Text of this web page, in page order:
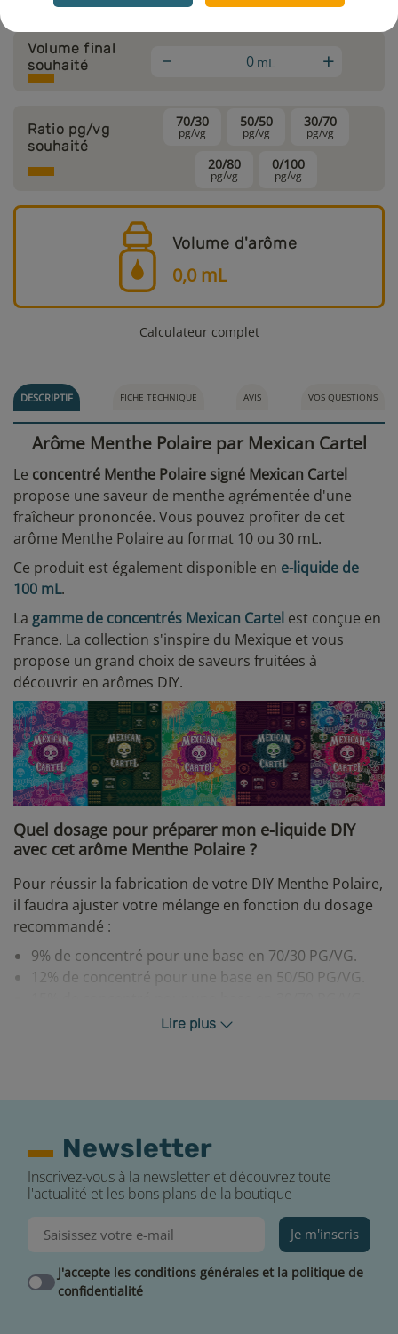
Volume final
souhaité
mL +
Ratio pg/vg
souhaité
70/30
pg/vg
50/50
pg/vg
30/70
pg/vg
20/80
pg/vg
0/100
pg/vg
Volume d'arôme
0,0mL
Calculateur complet
DESCRIPTIF FICHE TECHNIQUE AVIS VOS QUESTIONS
Arôme Menthe Polaire par Mexican Cartel
Le concentré Menthe Polaire signé Mexican Cartel
propose une saveur de menthe agrémentée d'une
fraîcheur prononcée. Vous pouvez profiter de cet
arôme Menthe Polaire au format 10 ou 30 mL.
Ce produit est également disponible en e-liquide de
100 mL.
La gamme de concentrés Mexican Cartel est conçue en
France. La collection s'inspire du Mexique et vous
propose un grand choix de saveurs fruitées à
découvrir en arômes DIY.
Quel dosage pour préparer mon e-liquide DIY
avec cet arôme Menthe Polaire ?
Pour réussir la fabrication de votre DIY Menthe Polaire,
il faudra ajuster votre mélange en fonction du dosage
recommandé :
9% de concentré pour une base en 70/30 PG/VG.
12% de concentré pour une base en 50/50 PG/VG.
17% de concentré pour une base en 100% VG.
Fabriquer son e-liquide maison : de la patience et
des économies
Une fois votre liquide Menthe Polaire de Mexican Cartel
préparé, il vous faudra d’abord le laisser steeper
pendant plusieurs jours. En laissant votre flacon de
mélange à l’abri de la lumière et de l’humidité, les
arômes se dilueront jusqu’à ce que le e-liquide soit
Lire plus
Newsletter
Inscrivez-vous à la newsletter et découvrez toute
l'actualité et les bons plans de la boutique
Je m'inscris
J'accepte les conditions générales et la politique de
confidentialité